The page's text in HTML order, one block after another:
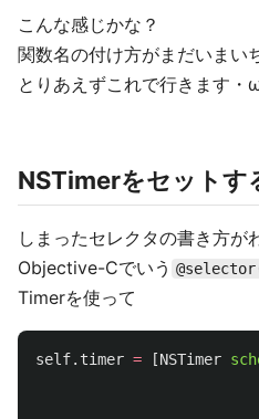
こんな感じかな？
関数名の付け方がまだいまい
とりあえずこれで行きます・
NSTimerをセットす
しまったセレクタの書き方が
Objective-Cでいう
Timerを使って
self. timer = [NSTimer